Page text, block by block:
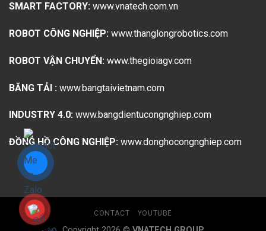
SMART FACTORY: www.vnatech.com.vn
ROBOT CÔNG NGHIỆP: www.thanglongrobotics.com
ROBOT VẬN CHUYỂN: www.thegioiagv.com
BĂNG TẢI : www.bangtaivietnam.com
INDUSTRY 4.0: www.bangdientucongnghiep.com
ĐỒNG HỒ CÔNG NGHIỆP: www.donghocongnghiep.com
CONTACT YOUTUBE